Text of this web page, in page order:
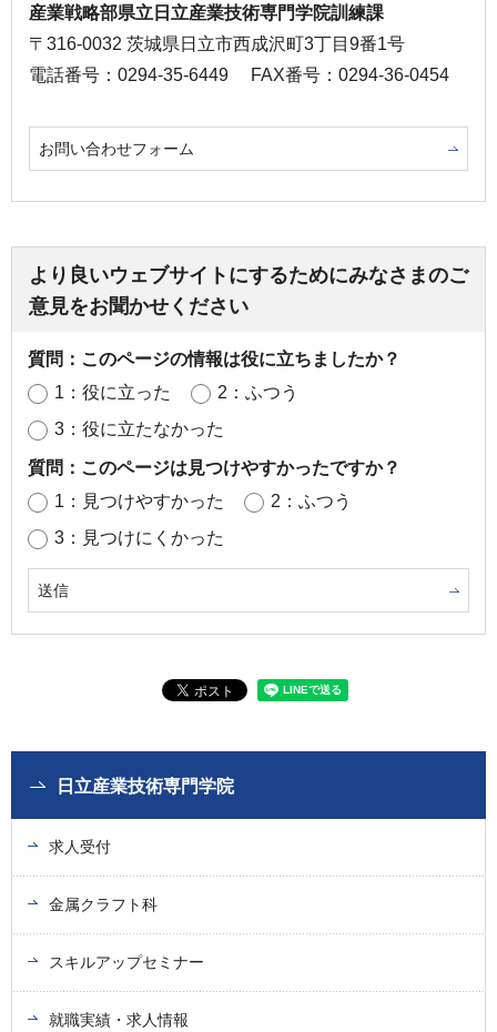
産業戦略部県立日立産業技術専門学院訓練課
〒316-0032 茨城県日立市西成沢町3丁目9番1号
電話番号：0294-35-6449
FAX番号：0294-36-0454
お問い合わせフォーム
より良いウェブサイトにするためにみなさまのご
意見をお聞かせください
質問：このページの情報は役に立ちましたか？
1：役に立った
2：ふつう
3：役に立たなかった
質問：このページは見つけやすかったですか？
1：見つけやすかった
2：ふつう
3：見つけにくかった
日立産業技術専門学院
求人受付
金属クラフト科
スキルアップセミナー
就職実績・求人情報